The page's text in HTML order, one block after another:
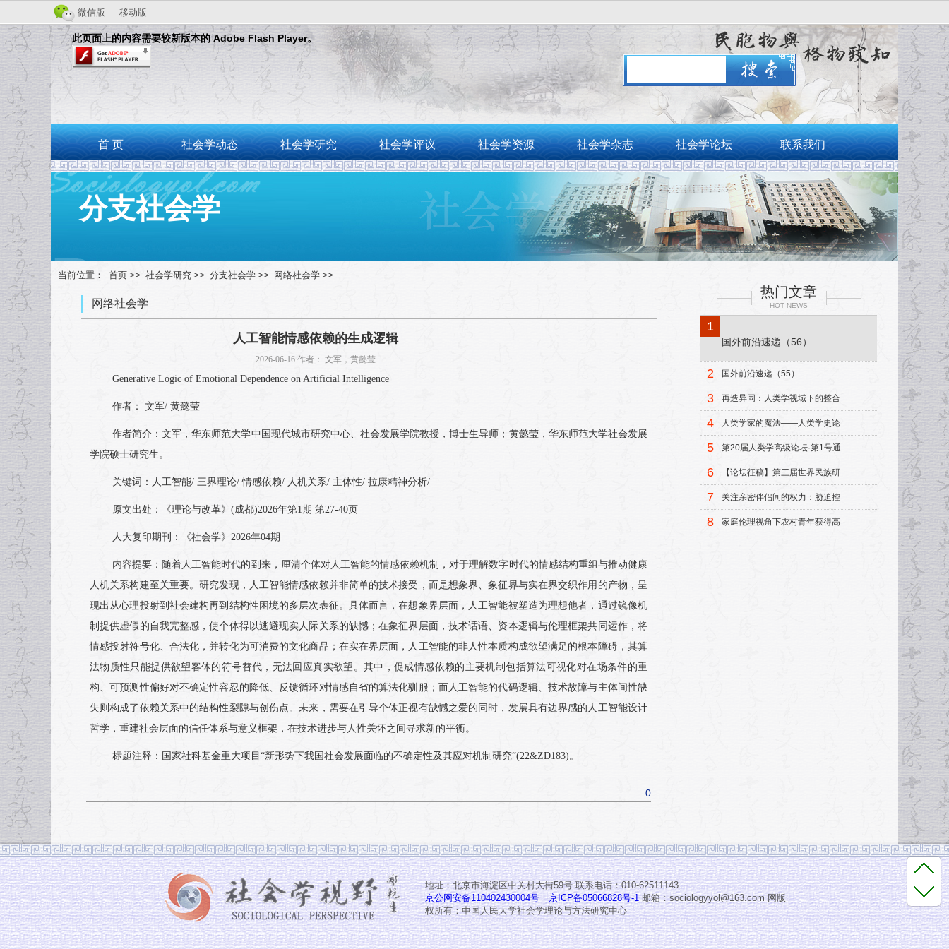
微信版 移动版
此页面上的内容需要较新版本的 Adobe Flash Player。
首 页 社会学动态 社会学研究 社会学评议 社会学资源 社会学杂志 社会学论坛 联系我们
分支社会学
当前位置： 首页 >> 社会学研究 >> 分支社会学 >> 网络社会学 >>
网络社会学
人工智能情感依赖的生成逻辑
2026-06-16 作者： 文军，黄懿莹
Generative Logic of Emotional Dependence on Artificial Intelligence
作者： 文军/ 黄懿莹
作者简介：文军，华东师范大学中国现代城市研究中心、社会发展学院教授，博士生导师；黄懿莹，华东师范大学社会发展
学院硕士研究生。
关键词：人工智能/ 三界理论/ 情感依赖/ 人机关系/ 主体性/ 拉康精神分析/
原文出处：《理论与改革》(成都)2026年第1期 第27-40页
人大复印期刊：《社会学》2026年04期
内容提要：随着人工智能时代的到来，厘清个体对人工智能的情感依赖机制，对于理解数字时代的情感结构重组与推动健康
人机关系构建至关重要。研究发现，人工智能情感依赖并非简单的技术接受，而是想象界、象征界与实在界交织作用的产物，呈
现出从心理投射到社会建构再到结构性困境的多层次表征。具体而言，在想象界层面，人工智能被塑造为理想他者，通过镜像机
制提供虚假的自我完整感，使个体得以逃避现实人际关系的缺憾；在象征界层面，技术话语、资本逻辑与伦理框架共同运作，将
情感投射符号化、合法化，并转化为可消费的文化商品；在实在界层面，人工智能的非人性本质构成欲望满足的根本障碍，其算
法物质性只能提供欲望客体的符号替代，无法回应真实欲望。其中，促成情感依赖的主要机制包括算法可视化对在场条件的重
构、可预测性偏好对不确定性容忍的降低、反馈循环对情感自省的算法化驯服；而人工智能的代码逻辑、技术故障与主体间性缺
失则构成了依赖关系中的结构性裂隙与创伤点。未来，需要在引导个体正视有缺憾之爱的同时，发展具有边界感的人工智能设计
哲学，重建社会层面的信任体系与意义框架，在技术进步与人性关怀之间寻求新的平衡。
标题注释：国家社科基金重大项目“新形势下我国社会发展面临的不确定性及其应对机制研究”(22&ZD183)。
0
热门文章
HOT NEWS
1
国外前沿速递（56）
2 国外前沿速递（55）
3
再造异同：人类学视域下的整合
4
人类学家的魔法——人类学史论
5
第20届人类学高级论坛·第1号通
6
【论坛征稿】第三届世界民族研
7
关注亲密伴侣间的权力：胁迫控
8
家庭伦理视角下农村青年获得高
地址：北京市海淀区中关村大街59号 联系电话：010-62511143
京公网安备110402430004号
京ICP备05066828号-1邮箱：sociologyyol@163.com 网版
权所有：中国人民大学社会学理论与方法研究中心